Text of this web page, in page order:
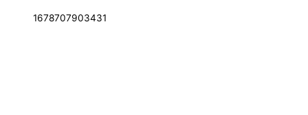
1678707903431